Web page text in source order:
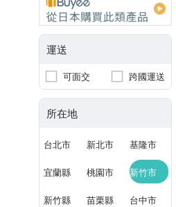
運送
可面交 跨國運送
所在地
台北市 新北市 基隆市
宜蘭縣 桃園市 新竹市
新竹縣 苗栗縣 台中市